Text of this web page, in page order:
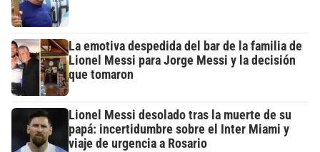
La emotiva despedida del bar de la familia de
Lionel Messi para Jorge Messi y la decisión
que tomaron
Lionel Messi desolado tras la muerte de su
papá: incertidumbre sobre el Inter Miami y
viaje de urgencia a Rosario